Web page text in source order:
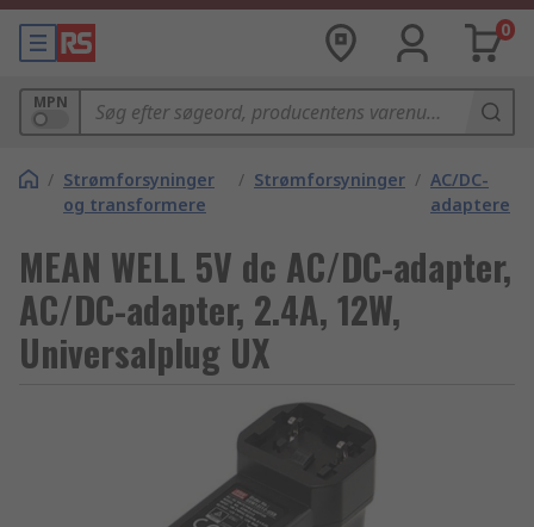
0
MPN
/ Strømforsyninger
og transformere
/ Strømforsyninger / AC/DC-
adaptere
MEAN WELL 5V dc AC/DC-adapter,
AC/DC-adapter, 2.4A, 12W,
Universalplug UX